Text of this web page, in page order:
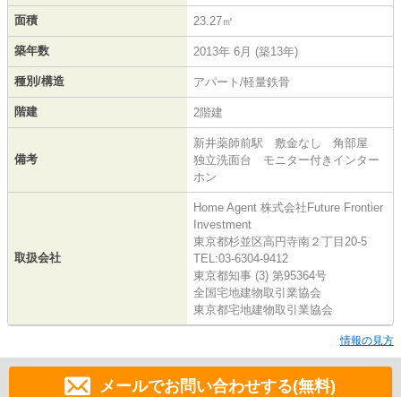
面積 23.27㎡
築年数 2013年 6月 (築13年)
種別/構造 アパート/軽量鉄骨
階建 2階建
備考
新井薬師前駅 敷金なし 角部屋
独立洗面台 モニター付きインター
ホン
取扱会社
Home Agent 株式会社Future Frontier
Investment
東京都杉並区高円寺南２丁目20-5
TEL:03-6304-9412
東京都知事 (3) 第95364号
全国宅地建物取引業協会
東京都宅地建物取引業協会
情報の見方
メールでお問い合わせする(無料)